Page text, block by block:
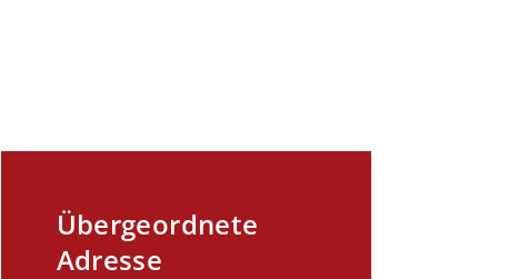
Übergeordnete
Adresse